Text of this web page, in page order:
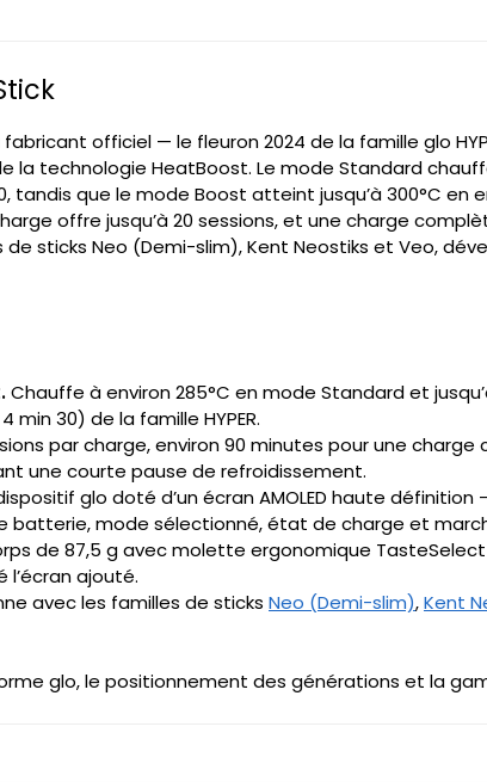
officiel — le fleuron 2024 de la famille glo
la technologie HeatBoost. Le mode Standard
tandis que le mode Boost atteint jusqu’à 300°C en
offre jusqu’à 20 sessions, et une charge
de sticks Neo (Demi-slim), Kent Neostiks et Veo,
Chauffe à environ 285°C en mode Standard et
min 30) de la famille HYPER.
par charge, environ 90 minutes pour une
une courte pause de refroidissement.
glo doté d’un écran AMOLED haute
batterie, mode sélectionné, état de charge et
de 87,5 g avec molette ergonomique
l’écran ajouté.
avec les familles de sticks Neo (Demi-slim),Kent
glo, le positionnement des générations et la